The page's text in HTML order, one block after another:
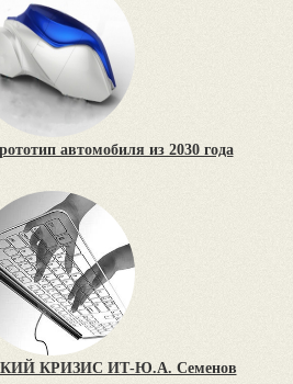
автомобиля из 2030 года
КРИЗИС ИТ-Ю.А. Семенов